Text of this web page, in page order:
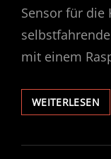
Sensor für die
mit einem
WEITERLESEN
PI
–